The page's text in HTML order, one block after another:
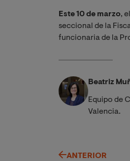
Este 10 de marzo,
seccional de la
funcionaria de la
Beatriz
Equipo de
Valencia.
ANTERIOR